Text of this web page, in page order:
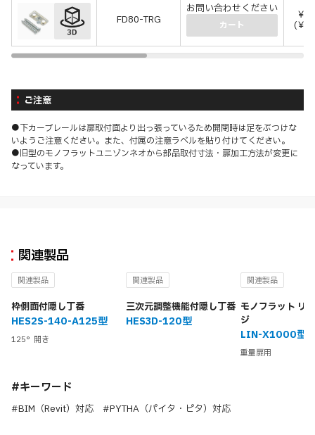
FD80-TRG
お問い合わせください
カート
￥
(￥
ご注意
●下カーブレールは扉取付面より出っ張っているため開閉時は足をぶつけな
いようご注意ください。また、付属の注意ラベルを貼り付けてください。
●旧型のモノフラットユニゾンネオから部品取付寸法・扉加工方法が変更に
なっています。
関連製品
関連製品
枠側面付隠し丁番
HES2S-140-A125型
125°開き
関連製品
三次元調整機能付隠し丁番
HES3D-120型
関連製品
モノフラット リ
ジ
LIN-X1000型
重量扉用
#キーワード
#BIM（Revit）対応 #PYTHA（パイタ・ピタ）対応